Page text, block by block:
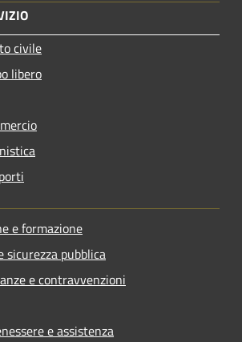
civile
libero
e formazione
sicurezza pubblica
e contravvenzioni
e assistenza